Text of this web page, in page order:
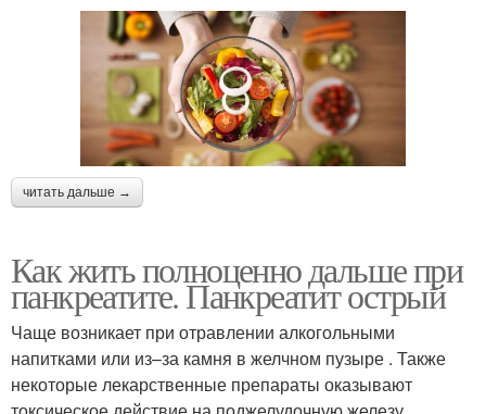
читать дальше →
Как жить полноценно дальше при
панкреатите. Панкреатит острый
Чаще возникает при отравлении алкогольными
напитками или из–за камня в желчном пузыре . Также
некоторые лекарственные препараты оказывают